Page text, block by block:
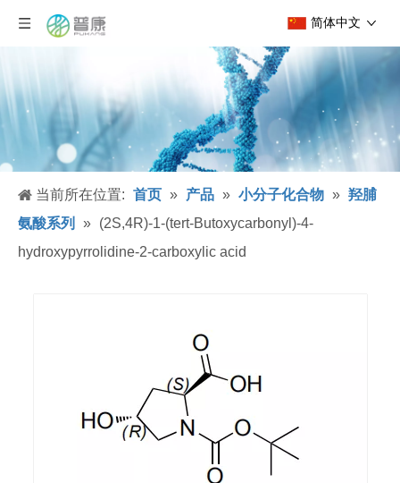
简体中文
当前所在位置: 首页 » 产品 » 小分子化合物 » 羟脯
氨酸系列
» (2S,4R)-1-(tert-Butoxycarbonyl)-4-
hydroxypyrrolidine-2-carboxylic acid